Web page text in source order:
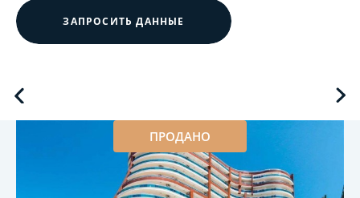
ЗАПРОСИТЬ ДАННЫЕ
ПРОДАНО